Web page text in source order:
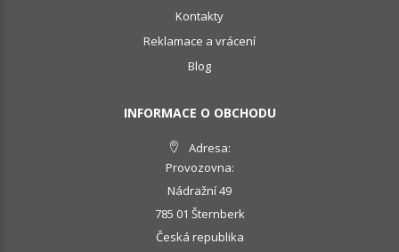
Kontakty
Reklamace a vrácení
Blog
INFORMACE O OBCHODU
Adresa:
Provozovna:
Nádražní 49
785 01 Šternberk
Česká republika